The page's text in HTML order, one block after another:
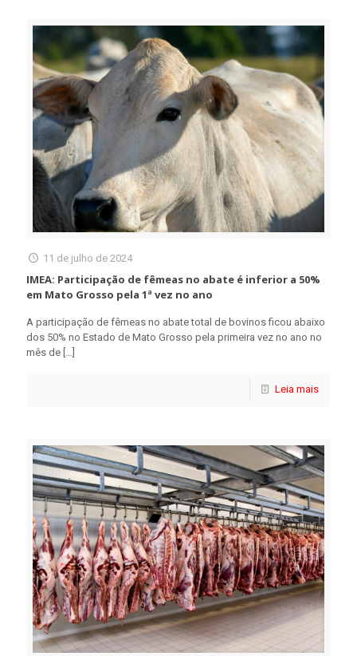
11 de julho de 2024
IMEA: Participação de fêmeas no abate é inferior a 50%
em Mato Grosso pela 1ª vez no ano
A participação de fêmeas no abate total de bovinos ficou abaixo
dos 50% no Estado de Mato Grosso pela primeira vez no ano no
mês de […]
Leia mais